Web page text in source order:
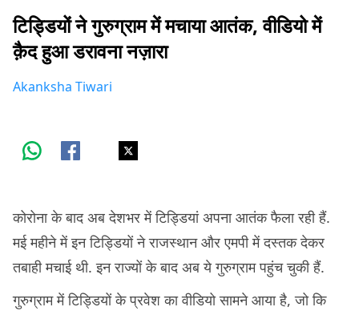
टिड्डियों ने गुरुग्राम में मचाया आतंक, वीडियो में
क़ैद हुआ डरावना नज़ारा
Akanksha Tiwari
कोरोना के बाद अब देशभर में टिड्डियां अपना आतंक फैला रही हैं.
मई महीने में इन टिड्डियों ने राजस्थान और एमपी में दस्तक देकर
तबाही मचाई थी. इन राज्यों के बाद अब ये गुरुग्राम पहुंच चुकी हैं.
गुरुग्राम में टिड्डियों के प्रवेश का वीडियो सामने आया है, जो कि